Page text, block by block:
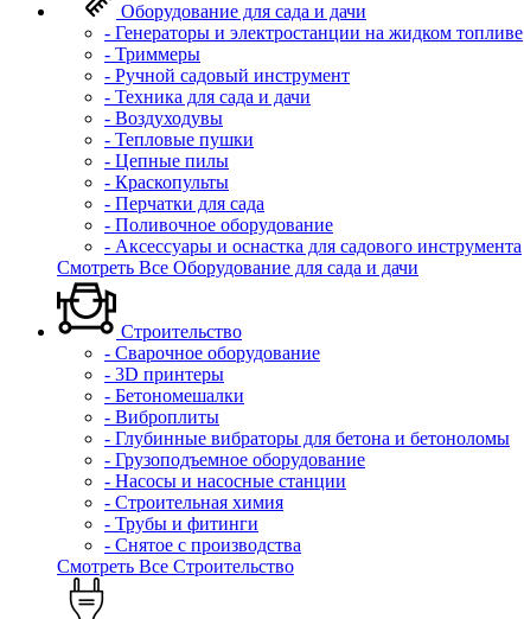
Оборудование для сада и дачи
- Генераторы и электростанции на жидком топливе
- Триммеры
- Ручной садовый инструмент
- Техника для сада и дачи
- Воздуходувы
- Тепловые пушки
- Цепные пилы
- Краскопульты
- Перчатки для сада
- Поливочное оборудование
- Аксессуары и оснастка для садового инструмента
Смотреть Все Оборудование для сада и дачи
Строительство
- Сварочное оборудование
- 3D принтеры
- Бетономешалки
- Виброплиты
- Глубинные вибраторы для бетона и бетоноломы
- Грузоподъемное оборудование
- Насосы и насосные станции
- Строительная химия
- Трубы и фитинги
- Снятое с производства
Смотреть Все Строительство